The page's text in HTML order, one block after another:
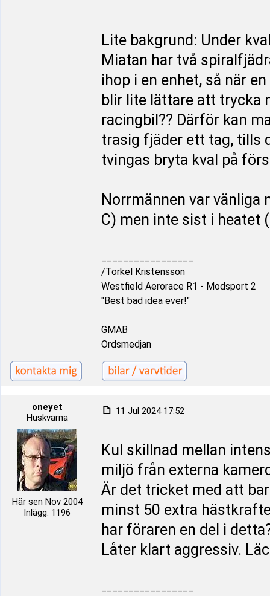
Lite bakgrund: Under
Miatan har två
ihop i en enhet, så när
blir lite lättare att trycka
racingbil?? Därför kan
trasig fjäder ett tag, tills
tvingas bryta kval på
Norrmännen var
C) men inte sist i heatet
/Torkel Kristensson
Westfield Aerorace R1 - Modsport 2
"Best bad idea ever!"
GMAB
Ordsmedjan
oneyet
Huskvarna
Här sen Nov 2004
Inlägg: 1196
11 Jul 2024 17:52
Kul skillnad mellan
miljö från externa
Är det tricket med att
minst 50 extra
har föraren en del i
Låter klart aggressiv.